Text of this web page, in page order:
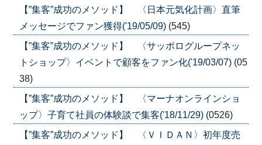
【”集客”成功のメソッド】 〈日本元気化計画〉直筆
メッセージでファン獲得('19/05/09) (545)
【”集客”成功のメソッド】 〈サッポログループネッ
トショップ〉イベントで顧客をファン化('19/03/07) (05
38)
【”集客”成功のメソッド】 〈マーナオンラインショ
ップ〉子育て社員の体験談で集客('18/11/29) (0526)
【”集客”成功のメソッド】 〈ＶＩＤＡＮ〉初年度売